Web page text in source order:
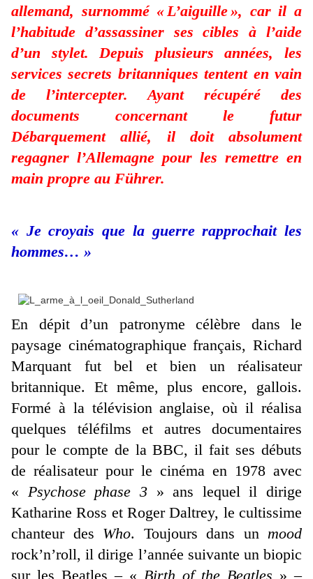
allemand, surnommé « L’aiguille », car il a
l’habitude d’assassiner ses cibles à l’aide
d’un stylet. Depuis plusieurs années, les
services secrets britanniques tentent en vain
de l’intercepter. Ayant récupéré des
documents concernant le futur
Débarquement allié, il doit absolument
regagner l’Allemagne pour les remettre en
main propre au Führer.
« Je croyais que la guerre rapprochait les
hommes… »
En dépit d’un patronyme célèbre dans le
paysage cinématographique français, Richard
Marquant fut bel et bien un réalisateur
britannique. Et même, plus encore, gallois.
Formé à la télévision anglaise, où il réalisa
quelques téléfilms et autres documentaires
pour le compte de la BBC, il fait ses débuts
de réalisateur pour le cinéma en 1978 avec
« Psychose phase 3» ans lequel il dirige
Katharine Ross et Roger Daltrey, le cultissime
chanteur des Who. Toujours dans un mood
rock’n’roll, il dirige l’année suivante un biopic
sur les Beatles – « Birth of the Beatles » –